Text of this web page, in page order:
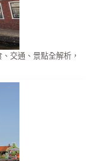
交通、景點全解析，